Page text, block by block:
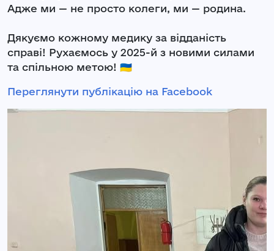
Адже ми — не просто колеги, ми — родина.
Дякуємо кожному медику за відданість
справі! Рухаємось у 2025-й з новими силами
та спільною метою! 🇺🇦
Переглянути публікацію на Facebook